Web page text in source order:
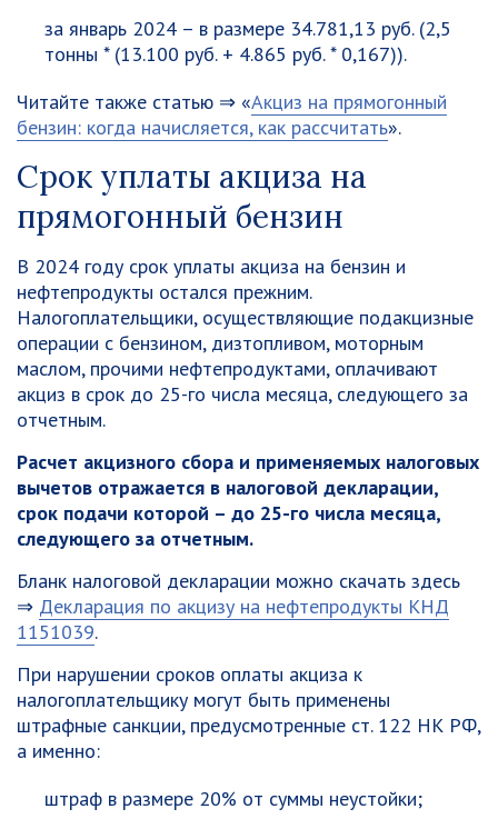
за январь 2024 – в размере 34.781,13 руб. (2,5
тонны * (13.100 руб. + 4.865 руб. * 0,167)).
Читайте также статью ⇒ «Акциз на прямогонный
бензин: когда начисляется, как рассчитать».
Срок уплаты акциза на
прямогонный бензин
В 2024 году срок уплаты акциза на бензин и
нефтепродукты остался прежним.
Налогоплательщики, осуществляющие подакцизные
операции с бензином, дизтопливом, моторным
маслом, прочими нефтепродуктами, оплачивают
акциз в срок до 25-го числа месяца, следующего за
отчетным.
Расчет акцизного сбора и применяемых налоговых
вычетов отражается в налоговой декларации,
срок подачи которой – до 25-го числа месяца,
следующего за отчетным.
Бланк налоговой декларации можно скачать здесь
⇒ Декларация по акцизу на нефтепродукты КНД
1151039.
При нарушении сроков оплаты акциза к
налогоплательщику могут быть применены
штрафные санкции, предусмотренные ст. 122 НК РФ,
а именно:
штраф в размере 20% от суммы неустойки;